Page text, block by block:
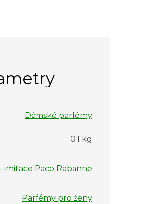
Dámské parfémy
0.1 kg
imitace Paco Rabanne
Parfémy pro ženy